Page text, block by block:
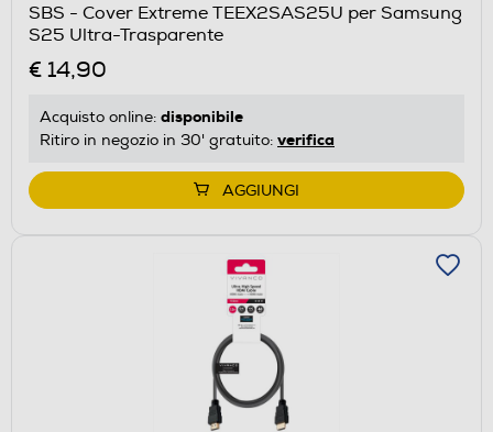
SBS - Cover Extreme TEEX2SAS25U per Samsung
S25 Ultra-Trasparente
€ 14,90
Acquisto online: disponibile
Ritiro in negozio in 30' gratuito: verifica
AGGIUNGI